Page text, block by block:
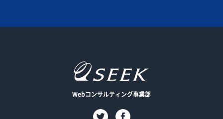
Webコンサルティング事業部